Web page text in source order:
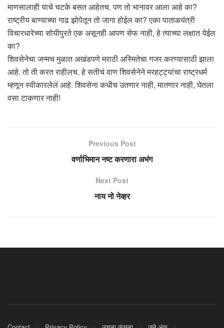
माणसालाही याचे चटके बसत आहेतच. पण तो भानावर आला आहे का?
राष्ट्रीय बाण्याच्या गाढ झोपेतून तो जागा होईल का? एका पाताळयंत्री
विचारधारेच्या सोयीपुरते एक असूनही आपण सेफ नाही, हे त्याच्या लक्षात येईल
का?
शिवसेनेचा जन्मच मुळात अखंडपणे मराठी अस्मितेचा गजर करण्यासाठी झाला
आहे. तो ती करत राहीलच. हे सतीचं वाण शिवसेनेने मरहट्ट्यांचा राष्ट्रधर्म
म्हणून स्वीकारलेलं आहे. शिवसेना कधीच उतणार नाही, मातणार नाही, घेतला
वसा टाकणार नाही!
Previous Post
वर्णाभिमान नष्ट करणारा अभंग
Next Post
नाय नो नेव्हर